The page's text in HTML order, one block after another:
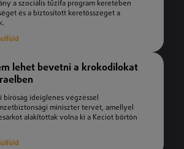
a szociális tűzifa program keretében
és a biztosított keretösszeget a
lehet bevetni a krokodilokat
ideiglenes végzéssel
miniszter tervét, amellyel
alakítottak volna ki a Keciot börtön